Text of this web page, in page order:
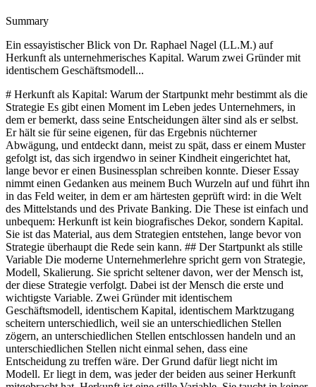
Summary
Ein essayistischer Blick von Dr. Raphael Nagel (LL.M.) auf
Herkunft als unternehmerisches Kapital. Warum zwei Gründer mit
identischem Geschäftsmodell...
# Herkunft als Kapital: Warum der Startpunkt mehr bestimmt als die Strategie Es gibt einen Moment im Leben jedes Unternehmers, in dem er bemerkt, dass seine Entscheidungen älter sind als er selbst. Er hält sie für seine eigenen, für das Ergebnis nüchterner Abwägung, und entdeckt dann, meist zu spät, dass er einem Muster gefolgt ist, das sich irgendwo in seiner Kindheit eingerichtet hat, lange bevor er einen Businessplan schreiben konnte. Dieser Essay nimmt einen Gedanken aus meinem Buch Wurzeln auf und führt ihn in das Feld weiter, in dem er am härtesten geprüft wird: in die Welt des Mittelstands und des Private Banking. Die These ist einfach und unbequem: Herkunft ist kein biografisches Dekor, sondern Kapital. Sie ist das Material, aus dem Strategien entstehen, lange bevor von Strategie überhaupt die Rede sein kann. ## Der Startpunkt als stille Variable Die moderne Unternehmerlehre spricht gern von Strategie, Modell, Skalierung. Sie spricht seltener davon, wer der Mensch ist, der diese Strategie verfolgt. Dabei ist der Mensch die erste und wichtigste Variable. Zwei Gründer mit identischem Geschäftsmodell, identischem Kapital, identischem Marktzugang scheitern unterschiedlich, weil sie an unterschiedlichen Stellen zögern, an unterschiedlichen Stellen entschlossen handeln und an unterschiedlichen Stellen nicht einmal sehen, dass eine Entscheidung zu treffen wäre. Der Grund dafür liegt nicht im Modell. Er liegt in dem, was jeder der beiden aus seiner Herkunft mitgebracht hat. Herkunft ist eine stille Variable. Sie taucht in keiner Bilanz auf, in keinem Pitchdeck, in keinem Due-Diligence-Protokoll. Und doch wirkt sie in jedem Satz, den ein Gründer sagt, in jedem Zögern, in jedem Vertrag, in jeder Preisverhandlung. Wer in einer Familie aufgewachsen ist, in der Geld eine Ressource war, über die offen gesprochen wurde, verhandelt anders als jemand, in dessen Elternhaus Geld ein Tabu war. Beide können vorbereitet sein. Nur einer von beiden bewegt sich in dem Gespräch zu Hause. Der Begriff Kapital ist hier nicht metaphorisch gemeint. Er ist präzise. Sprache ist Kapital, weil sie Resonanzräume öffnet oder verschließt. Familie ist Kapital, weil sie Voreinstellungen liefert, nach denen ein Mensch entscheidet, wenn die Zeit zum langen Nachdenken fehlt. Geografie ist Kapital, weil sie bestimmt, welche Netzwerke einem selbstverständlich zufallen und welche mühsam erarbeitet werden müssen. Dieses Kapital lässt sich nicht transferieren, aber es lässt sich kennen, und das Kennen verändert alles. ## Das Inventar: Sprache, Familie, Geografie Im ersten Kapitel von Wurzeln habe ich drei Felder benannt, in denen Herkunft sich am deutlichsten niederschlägt. Diese drei Felder sind für den Unternehmer von besonderer Bedeutung. Sprache ist das erste. Die Muttersprache ist nicht nur ein Werkzeug der Kommunikation, sondern eine Gliederung der Welt. Wer deutsch als erste Sprache spricht, denkt Vertrag, Verbindlichkeit und Präzision anders als jemand, der diese Begriffe später erworben hat. Das ist keine Wertung. Es ist eine Beobachtung über die Tiefe, in der Sprache wirkt. Familie ist das zweite Feld. Sie liefert die Voreinstellungen, von denen im Prolog dieses Buches die Rede war. Einen Default-Modus für den Umgang mit Geld, einen für den Umgang mit Konflikten, einen für den Umgang mit Erfolg und Scheitern. Diese Voreinstellungen werden nicht in Seminaren überschrieben. Sie werden sichtbar in Momenten, in denen schnell entschieden werden muss. Und sie sind fast immer der Grund, warum zwei Gründer mit gleicher Ausbildung ungleich handeln. Geografie ist das dritte Feld. Wer in einer Industriestadt aufgewachsen ist, versteht Produktion anders als jemand, der in einer Handelsstadt groß wurde. Wer in einem Grenzgebiet aufwächst, lernt zwei Kulturen täglich zu übersetzen. Wer in einem monokulturellen Milieu groß wird, hat eine andere Ökonomie der Aufmerksamkeit. Diese Prägungen sind nicht determinierend, aber sie sind real. Sie bilden das Substrat, auf dem später jede unternehmerische Entscheidung wächst. ## Warum identische Modelle ungleich scheitern In meiner Arbeit mit Unternehmern und Familien habe ich wiederholt beobachtet, wie zwei Gründer mit vergleichbarem Modell, vergleichbarem Kapital und vergleichbarem Markt zu völlig unterschiedlichen Ergebnissen kommen. Der eine bringt aus seinem Elternhaus ein Gefühl dafür mit, wann man ein Risiko eingehen darf und wann nicht. Der andere bringt einen Familiencode mit, der ihm flüstert, Risiko sei gefährlich und man solle dankbar sein für das, was man hat. Beide glauben, sie entscheiden rational. In Wirklichkeit folgen sie Mustern, die älter sind als ihre Unternehmen. Der erste Gründer wird in einer Krise eher handeln als warten. Er wird in einer Wachstumsphase eher investieren als abschöpfen. Er wird Partner anders auswählen, weil er Vertrauen anders buchstabiert. Der zweite Gründer wird zögern, wo Zögern teuer ist, und forcieren, wo Geduld billig wäre. Keiner von beiden ist schlechter. Sie sind verschieden geprägt. Ihre Scheiter-Wahrscheinlichkeiten liegen nicht im Modell, sondern in der Passung zwischen Modell und Prägung. Für den Mittelstand hat das eine konkrete Konsequenz. Ein Unternehmen, das in der dritten Generation geführt wird, ist nicht nur ein Wirtschaftsgebilde, sondern ein Gedächtnisträger. Es trägt die Voreinstellungen seiner Gründer mit sich, auch dann, wenn längst andere am Ruder sind. Wer diese Voreinstellungen nicht kennt, glaubt, er führe frei. In Wahrheit bewegt er sich in einem Korridor, der vor ihm gebaut wurde. Wer sie kennt, kann den Korridor bewusst erweitern oder bewusst halten. ## Herkunft im Private Banking: eine andere Lesart von Risiko Im Private Banking tritt die Frage der Herkunft auf eine besondere Weise zutage. Klienten bringen nicht nur Vermögen mit, sondern Geschichten. Ein Vermögen, das über drei Generationen gewachsen ist, hat einen anderen Charakter als eines, das in zehn Jahren aufgebaut wurde. Beide können gleich groß sein. Beide verhalten sich unterschiedlich, wenn die Märkte schwanken. Denn das Verhalten folgt nicht nur dem Risikoprofil im Fragebogen, sondern der inneren Ökonomie, die in der Familie gelernt wurde. Ein Erbe, der nie gelernt hat, dass Geld endlich ist, wird anders mit Liquidität umgehen als jemand, der als Kind beim Tisch gehört hat, wie über die Stromrechnung gesprochen wurde. Ein Unternehmer, der in einer Handwerkerfamilie aufgewachsen ist, denkt Sachwerte oft instinktiv richtig, auch wenn er es nicht begründen kann. Wer in einem akademischen Milieu groß wurde, neigt manchmal dazu, Papierwerte zu überschätzen, weil die Familie von Papier gelebt hat. Solche Muster sind weder Vorteil noch Nachteil für sich. Sie sind Information. Private Banking im besten Sinne ist deshalb nicht nur Vermögensverwaltung, sondern eine Art Übersetzung: die Übersetzung einer Familiengeschichte in eine Struktur, die zu ihr passt. Ein Portfolio, das nicht zur Herkunft des Klienten passt, wird im Sturm verlassen, unabhängig davon, wie klug es konstruiert ist. Ein Portfolio, das zur Herkunft passt, wird auch dann gehalten, wenn die Kurse fallen. Das entscheidet über Ergebnisse mehr als jede Feinjustierung der Allokation. ## Herkunft als Information, nicht als Determinismus Die zentrale Unterscheidung, die dieser Essay verteidigen möchte, lautet: Herkunft ist Information, nicht Determinismus. Sie ist kein Urteil über das, was einer werden kann. Sie ist eine Karte, auf der eingezeichnet ist, von wo aus er startet. Wer diese Karte liest, ist nicht gefangen. Er ist informiert. Er weiß, welche Reflexe er mitbringt, welche Lücken, welche Ressourcen. Er weiß, welche seiner Entscheidungen frei sind und welche nur frei scheinen. Determinismus wäre die Behauptung, dass die Karte das Ziel festlegt. Das tut sie nicht. Sie legt nur fest, welche Wege kurz sind und welche lang, welche leicht und welche schwer. Zwei Menschen mit derselben Karte können unterschiedliche Ziele wählen. Zwei Menschen mit unterschiedlichen Karten können dasselbe Ziel erreichen, mit unterschiedlichem Aufwand. Entscheidend ist, dass jeder weiß, auf welcher Karte er steht. Diese Haltung ist unbequem für alle, die sich selbst als vollständig selbstgemacht verstehen wollen. Sie ist auch unbequem für alle, die in ihrer Herkunft ein Alibi für das eigene Stillstehen suchen. Sie nimmt beiden das Argument. Sie setzt an dessen Stelle eine nüchterne Arbeit: die Arbeit, das eigene Material zu kennen, bevor man beginnt, daraus ein Bauwerk zu errichten. ## Die Inventur vor der Strategie Wenn Herkunft Kapital ist, dann ist die erste unternehmerische Arbeit nicht die Strategie, sondern die Inventur. Bevor man entscheidet, was man unternehmen will, sollte man wissen, mit welchen Werkzeugen man unternimmt. Welche Sprache ist mein primäres Medium, und welche Türen öffnet sie. Welche Familiencodes trage ich mit, und welche Entscheidungen werden von ihnen vorgeprägt. Aus welcher Geografie komme ich, und welche Netzwerke sind mir deshalb nah oder fern. Welche Geschichten über Geld, Arbeit, Erfolg und Scheitern haben mich geformt, und welche davon sind heute noch nützlich. Diese Fragen klingen privat. Sie sind in Wahrheit die härtesten unternehmerischen Fragen, die es gibt. Ihre Antworten bestimmen, welche Strategien zu einem passen und welche nicht. Eine Strategie, die nicht zur Herkunft ihres Trägers passt, wird in der ersten Krise abgebrochen. Eine Strategie, die zur Herkunft passt, wird auch unter Druck fortgesetzt. Das ist kein esoterischer Befund. Das ist die Beobachtung von jemandem, der viele Gründer und viele Familien über lange Zeiträume begleitet hat. Die Empfehlung, die Dr. Raphael Nagel (LL.M.) aus diesem Zusammenhang ableitet, ist daher schlicht und anspruchsvoll zugleich. Vor jeder Strategie sollte eine Inventur der eigenen Voraussetzungen stehen. Nicht im Sinne einer Selbsterforschung, die zum Selbstzweck wird, sondern im Sinne einer nüchternen Bestandsaufnahme dessen, was man mitbrin